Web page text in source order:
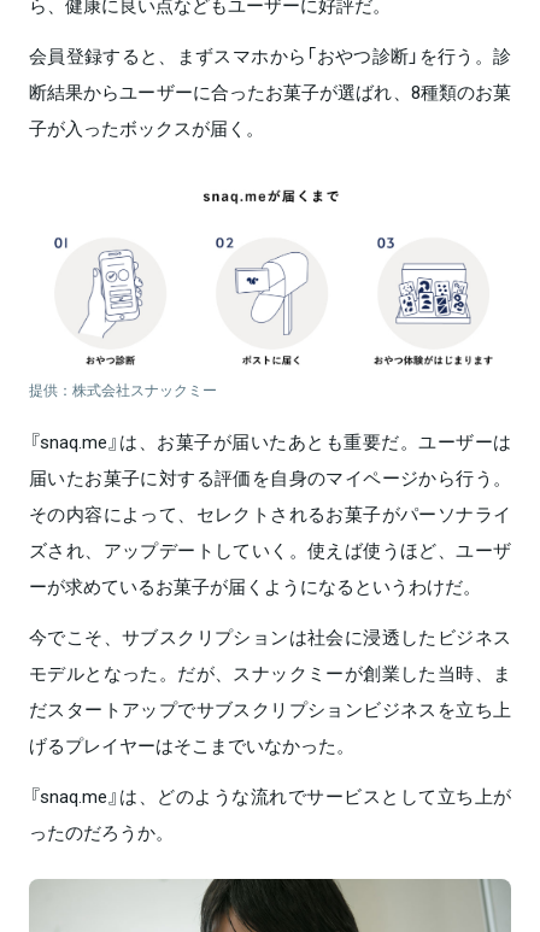
会員登録すると、まずスマホから「おやつ診断」を行う。診
断結果からユーザーに合ったお菓子が選ばれ、8種類のお菓
子が入ったボックスが届く。
提供：株式会社スナックミー
『snaq.me』は、お菓子が届いたあとも重要だ。ユーザーは
届いたお菓子に対する評価を自身のマイページから行う。
その内容によって、セレクトされるお菓子がパーソナライ
ズされ、アップデートしていく。使えば使うほど、ユーザ
ーが求めているお菓子が届くようになるというわけだ。
今でこそ、サブスクリプションは社会に浸透したビジネス
モデルとなった。だが、スナックミーが創業した当時、ま
だスタートアップでサブスクリプションビジネスを立ち上
げるプレイヤーはそこまでいなかった。
『snaq.me』は、どのような流れでサービスとして立ち上が
ったのだろうか。